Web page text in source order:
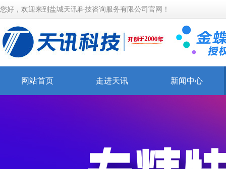
您好，欢迎来到盐城天讯科技咨询服务有限公司官网！
网站首页 走进天讯 新闻中心